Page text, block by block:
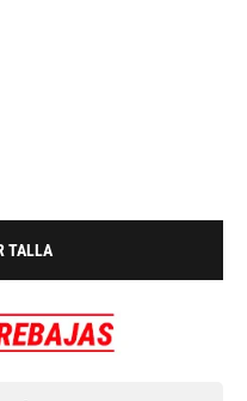
TALLA